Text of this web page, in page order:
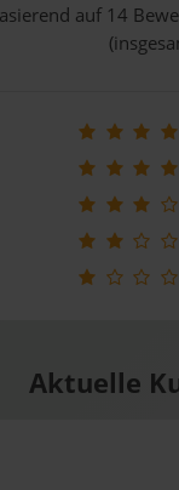
auf 14
Aktuelle